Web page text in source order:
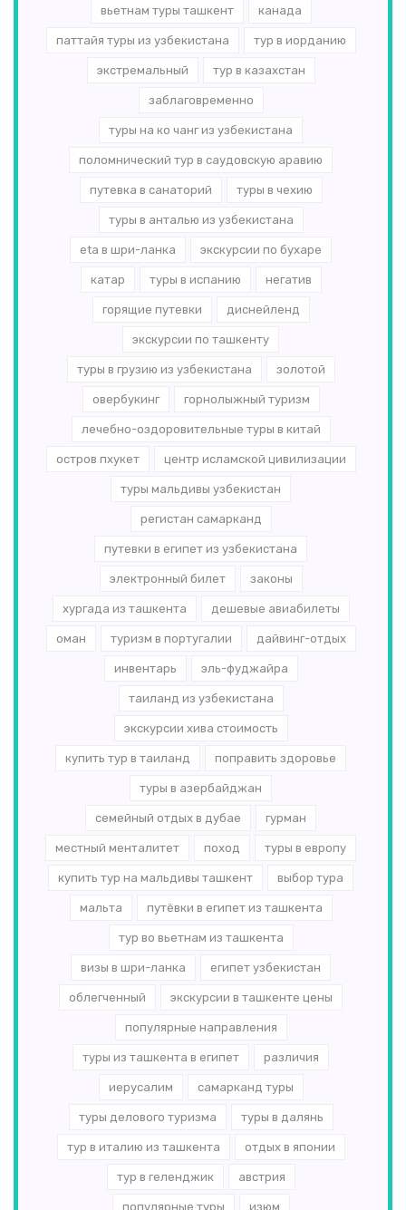
вьетнам туры ташкент канада
паттайя туры из узбекистана тур в иорданию
экстремальный тур в казахстан
заблаговременно
туры на ко чанг из узбекистана
поломнический тур в саудовскую аравию
путевка в санаторий туры в чехию
туры в анталью из узбекистана
eta в шри-ланка экскурсии по бухаре
катар туры в испанию негатив
горящие путевки диснейленд
экскурсии по ташкенту
туры в грузию из узбекистана золотой
овербукинг горнолыжный туризм
лечебно-оздоровительные туры в китай
остров пхукет центр исламской цивилизации
туры мальдивы узбекистан
регистан самарканд
путевки в египет из узбекистана
электронный билет законы
хургада из ташкента дешевые авиабилеты
оман туризм в португалии дайвинг-отдых
инвентарь эль-­фуджайра
таиланд из узбекистана
экскурсии хива стоимость
купить тур в таиланд поправить здоровье
туры в азербайджан
семейный отдых в дубае гурман
местный менталитет поход туры в европу
купить тур на мальдивы ташкент выбор тура
мальта путёвки в египет из ташкента
тур во вьетнам из ташкента
визы в шри-ланка египет узбекистан
облегченный экскурсии в ташкенте цены
популярные направления
туры из ташкента в египет различия
иерусалим самарканд туры
туры делового туризма туры в далянь
тур в италию из ташкента отдых в японии
тур в геленджик австрия
популярные туры изюм